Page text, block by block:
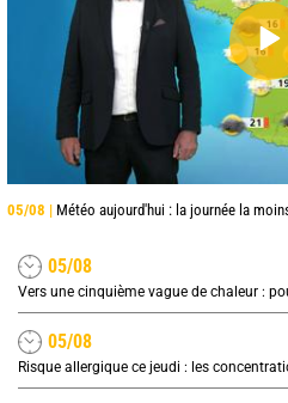
05/08 | Météo aujourd'hui : la journée la moins chaude
05/08
05/08